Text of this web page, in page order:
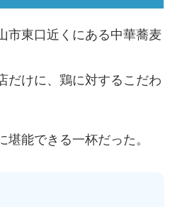
市東口近くにある中華蕎麦
だけに、鶏に対するこだわ
堪能できる一杯だった。